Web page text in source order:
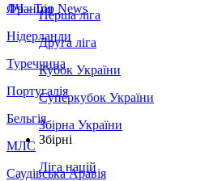
Франція
Нідерланди
Туреччина
Португалія
Бельгія
МЛС
Саудівська Аравія
ЛЧ - Top News
Перша ліга
Друга ліга
Кубок України
Суперкубок України
Збірна України
Збірні
Ліга націй